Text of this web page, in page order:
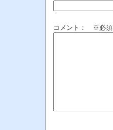
コメント： ※必須